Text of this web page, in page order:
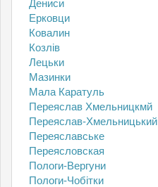
Дениси
Ерковци
Ковалин
Козлів
Лецьки
Мазинки
Мала Каратуль
Переяслав Хмельницкмй
Переяслав-Хмельницький
Переяславське
Переясловская
Пологи-Вергуни
Пологи-Чобітки